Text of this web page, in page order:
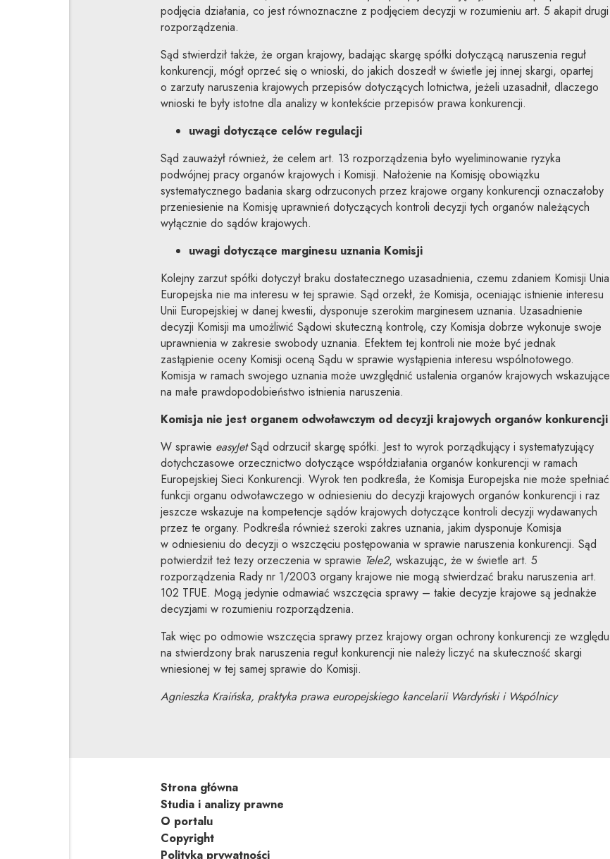
podjęcia działania, co jest równoznaczne z podjęciem decyzji w rozumieniu art. 5 akapit drugi
rozporządzenia.
Sąd stwierdził także, że organ krajowy, badając skargę spółki dotyczącą naruszenia reguł
konkurencji, mógł oprzeć się o wnioski, do jakich doszedł w świetle jej innej skargi, opartej
o zarzuty naruszenia krajowych przepisów dotyczących lotnictwa, jeżeli uzasadnił, dlaczego
wnioski te były istotne dla analizy w kontekście przepisów prawa konkurencji.
uwagi dotyczące celów regulacji
Sąd zauważył również, że celem art. 13 rozporządzenia było wyeliminowanie ryzyka
podwójnej pracy organów krajowych i Komisji. Nałożenie na Komisję obowiązku
systematycznego badania skarg odrzuconych przez krajowe organy konkurencji oznaczałoby
przeniesienie na Komisję uprawnień dotyczących kontroli decyzji tych organów należących
wyłącznie do sądów krajowych.
uwagi dotyczące marginesu uznania Komisji
Kolejny zarzut spółki dotyczył braku dostatecznego uzasadnienia, czemu zdaniem Komisji Unia
Europejska nie ma interesu w tej sprawie. Sąd orzekł, że Komisja, oceniając istnienie interesu
Unii Europejskiej w danej kwestii, dysponuje szerokim marginesem uznania. Uzasadnienie
decyzji Komisji ma umożliwić Sądowi skuteczną kontrolę, czy Komisja dobrze wykonuje swoje
uprawnienia w zakresie swobody uznania. Efektem tej kontroli nie może być jednak
zastąpienie oceny Komisji oceną Sądu w sprawie wystąpienia interesu wspólnotowego.
Komisja w ramach swojego uznania może uwzględnić ustalenia organów krajowych wskazujące
na małe prawdopodobieństwo istnienia naruszenia.
Komisja nie jest organem odwoławczym od decyzji krajowych organów konkurencji
W sprawie easyJetSąd odrzucił skargę spółki. Jest to wyrok porządkujący i systematyzujący
dotychczasowe orzecznictwo dotyczące współdziałania organów konkurencji w ramach
Europejskiej Sieci Konkurencji. Wyrok ten podkreśla, że Komisja Europejska nie może spełniać
funkcji organu odwoławczego w odniesieniu do decyzji krajowych organów konkurencji i raz
jeszcze wskazuje na kompetencje sądów krajowych dotyczące kontroli decyzji wydawanych
przez te organy. Podkreśla również szeroki zakres uznania, jakim dysponuje Komisja
w odniesieniu do decyzji o wszczęciu postępowania w sprawie naruszenia konkurencji. Sąd
potwierdził też tezy orzeczenia w sprawie Tele2, wskazując, że w świetle art. 5
rozporządzenia Rady nr 1/2003 organy krajowe nie mogą stwierdzać braku naruszenia art.
102 TFUE. Mogą jedynie odmawiać wszczęcia sprawy – takie decyzje krajowe są jednakże
decyzjami w rozumieniu rozporządzenia.
Tak więc po odmowie wszczęcia sprawy przez krajowy organ ochrony konkurencji ze względu
na stwierdzony brak naruszenia reguł konkurencji nie należy liczyć na skuteczność skargi
wniesionej w tej samej sprawie do Komisji.
Agnieszka Kraińska, praktyka prawa europejskiego kancelarii Wardyński i Wspólnicy
Strona główna
Studia i analizy prawne
O portalu
Copyright
Polityka prywatności